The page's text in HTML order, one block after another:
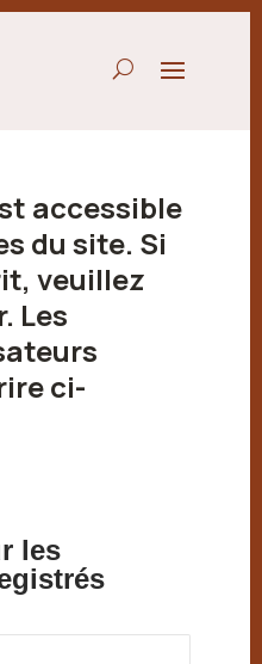
accessible
du site. Si
veuillez
Les
ci-
les